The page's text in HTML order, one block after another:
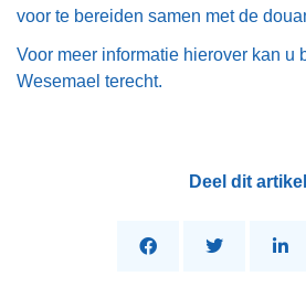
voor te bereiden samen met de
Voor meer informatie hierover kan u
Wesemael terecht.
Deel dit artikel